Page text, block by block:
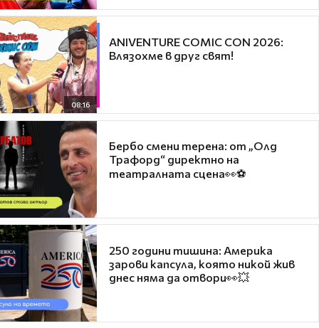
08:16
ANIVENTURE COMIC CON 2026:
Влязохме в друг свят!
Бербо смени терена: от „Олд
Трафорд“ директно на
театралната сцена👀⚽
250 години тишина: Америка
зарови капсула, която никой жив
днес няма да отвори👀💥